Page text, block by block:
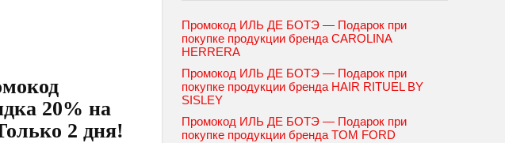
20% на
2 дня!
Промокод ИЛЬ ДЕ БОТЭ — Подарок при
покупке продукции бренда CAROLINA
HERRERA
Промокод ИЛЬ ДЕ БОТЭ — Подарок при
покупке продукции бренда HAIR RITUEL BY
SISLEY
Промокод ИЛЬ ДЕ БОТЭ — Подарок при
покупке продукции бренда TOM FORD